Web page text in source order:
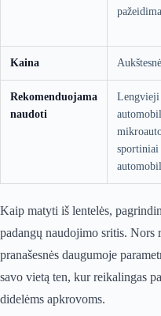
Kaina Aukštesnė
Rekomenduojama
naudoti
Lengvieji
sportiniai
Kaip matyti iš lentelės,
padangų naudojimo sritis. Nors
pranašesnės daugumoje
savo vietą ten, kur reikalingas
didelėms apkrovoms.